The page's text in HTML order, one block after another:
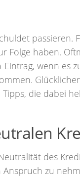
Folge haben.
wenn es
die dabei
des
zu